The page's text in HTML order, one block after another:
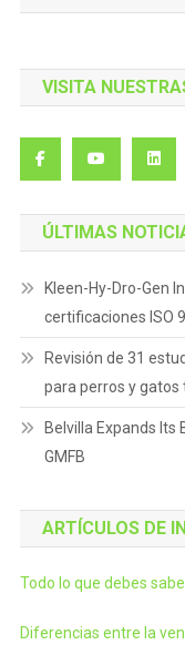
VISITA
ÚLTIMAS
Kleen-Hy-Dro-Gen
certificaciones ISO
Revisión de 31
para perros y gatos
Belvilla Expands
GMFB
ARTÍCULOS DE
Todo lo que debes
Diferencias entre la